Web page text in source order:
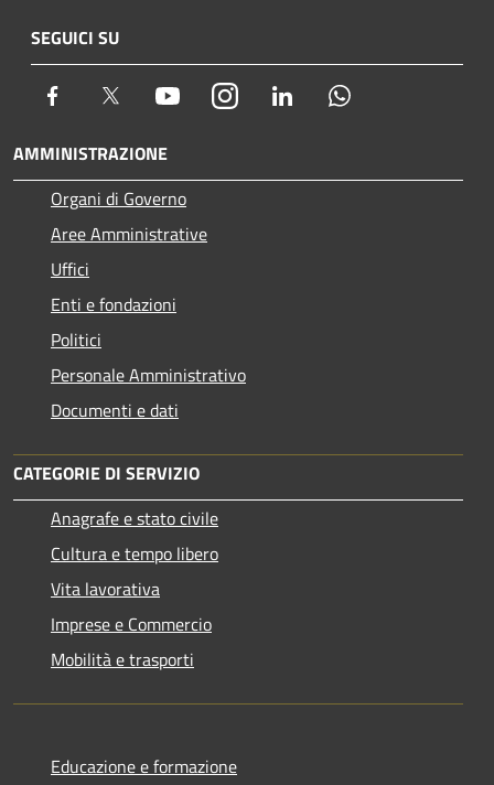
SEGUICI SU
Facebook Twitter YoutubeInstagram LinkedIn
AMMINISTRAZIONE
Organi di Governo
Aree Amministrative
Uffici
Enti e fondazioni
Politici
Personale Amministrativo
Documenti e dati
CATEGORIE DI SERVIZIO
Anagrafe e stato civile
Cultura e tempo libero
Vita lavorativa
Imprese e Commercio
Mobilità e trasporti
Educazione e formazione